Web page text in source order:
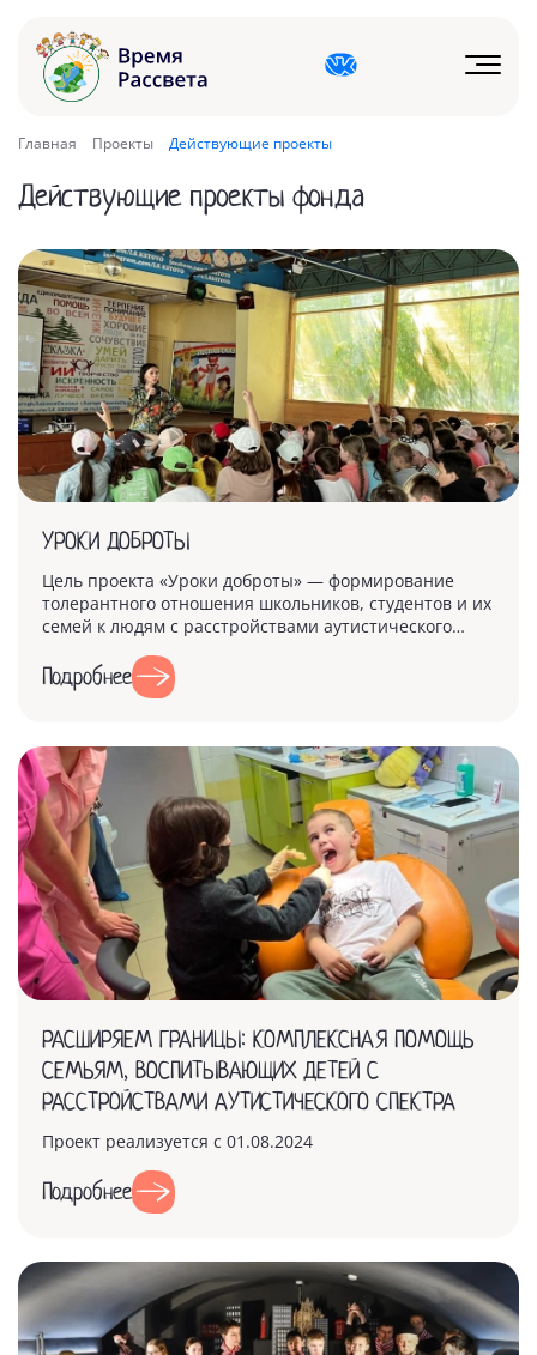
Главная Проекты Действующие проекты
Действующие проекты фонда
УРОКИ ДОБРОТЫ
Цель проекта «Уроки доброты» — формирование
толерантного отношения школьников, студентов и их
семей к людям с расстройствами аутистического
Подробнее
РАСШИРЯЕМ ГРАНИЦЫ: КОМПЛЕКСНАЯ ПОМОЩЬ
СЕМЬЯМ, ВОСПИТЫВАЮЩИХ ДЕТЕЙ С
РАССТРОЙСТВАМИ АУТИСТИЧЕСКОГО СПЕКТРА
Проект реализуется с 01.08.2024
Подробнее